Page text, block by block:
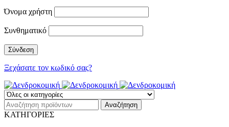
Όνομα χρήστη
Συνθηματικό
Ξεχάσατε τον κωδικό σας?
ΚΑΤΗΓΟΡΙΕΣ